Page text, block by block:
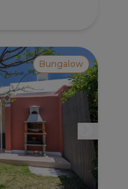
Bungalow